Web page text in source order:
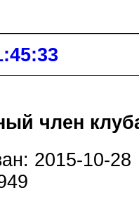
член
2015-10-28